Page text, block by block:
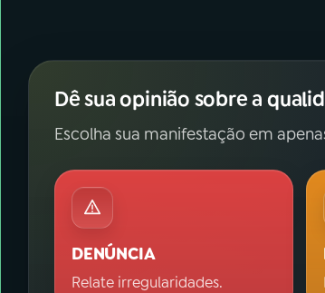
Dê sua opinião sobre a
Escolha sua manifestação em
DENÚNCIA
Relate irregularidades.